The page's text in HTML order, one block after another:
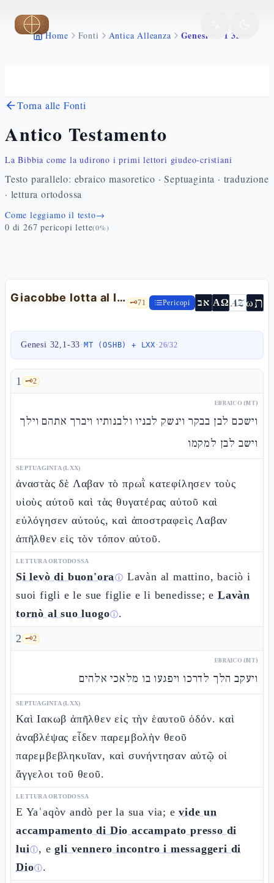
Vai al contenuto principale
Home Fonti Antica Alleanza Genesi 32 1 33
Torna alle Fonti
Antico Testamento
La Bibbia come la udirono i primi lettori giudeo-cristiani
Testo parallelo: ebraico masoretico · Septuaginta · traduzione
· lettura ortodossa
Come leggiamo il testo→
0 di 267 pericopi lette(0%)
Giacobbe lotta al Iabbok e diventa Israele — Gn 32,1-33 🗝️71 Pericopi אב ΑΩ AZωת
Genesi 32,1-33·MT (OSHB) + LXX· 26/32
1 🗝️2
EBRAICO (MT)
וישכם לבן בבקר וינשק לבניו ולבנותיו ויברך אתהם וילך
וישב לבן למקמו
SEPTUAGINTA (LXX)
ἀναστὰς δὲ Λαβαν τὸ πρωῒ κατεφίλησεν τοὺς
υἱοὺς αὐτοῦ καὶ τὰς θυγατέρας αὐτοῦ καὶ
εὐλόγησεν αὐτούς, καὶ ἀποστραφεὶς Λαβαν
ἀπῆλθεν εἰς τὸν τόπον αὐτοῦ.
LETTURA ORTODOSSA
Si levò di buon'oraⓘ Lavàn al mattino, baciò i
suoi figli e le sue figlie e li benedisse; e Lavàn
tornò al suo luogoⓘ.
2 🗝️2
EBRAICO (MT)
ויעקב הלך לדרכו ויפגעו בו מלאכי אלהים
SEPTUAGINTA (LXX)
Καὶ Ιακωβ ἀπῆλθεν εἰς τὴν ἑαυτοῦ ὁδόν. καὶ
ἀναβλέψας εἶδεν παρεμβολὴν θεοῦ
παρεμβεβληκυῖαν, καὶ συνήντησαν αὐτῷ οἱ
ἄγγελοι τοῦ θεοῦ.
LETTURA ORTODOSSA
E Yaʿaqòv andò per la sua via; evide un
accampamento di Dio accampato presso di
luiⓘ, egli vennero incontro i messaggeri di
Dioⓘ.